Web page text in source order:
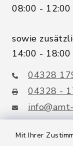
Mit Ihrer
08:00 -
sowie
14:00 -
04328
04328 -